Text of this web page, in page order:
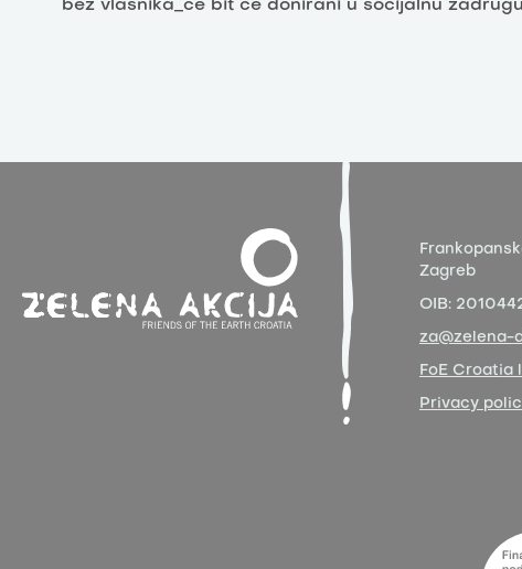
bez vlasnika_ce bit će donirani u socijalnu
Zagreb
OIB:
za@zelena-
FoE Croatia
Privacy